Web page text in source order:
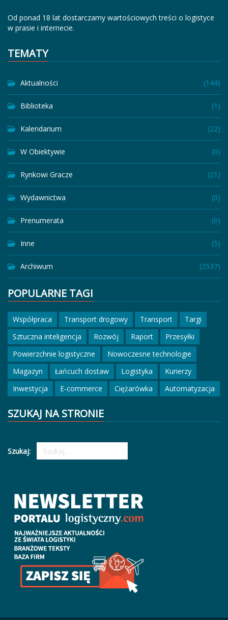
Od ponad 18 lat dostarczamy wartościowych treści o logistyce
w prasie i internecie.
TEMATY
Aktualności (144)
Biblioteka (1)
Kalendarium (22)
W Obiektywie (0)
Rynkowi Gracze (21)
Wydawnictwa (0)
Prenumerata (0)
Inne (5)
Archiwum (2537)
POPULARNE TAGI
Współpraca Transport drogowy Transport
Targi
Sztuczna inteligencja
Rozwój Raport
Przesyłki
Powierzchnie logistyczne
Nowoczesne technologie
Magazyn
Łańcuch dostaw Logistyka
Kurierzy
Inwestycja
E-commerce Ciężarówka Automatyzacja
SZUKAJ NA STRONIE
Szukaj: